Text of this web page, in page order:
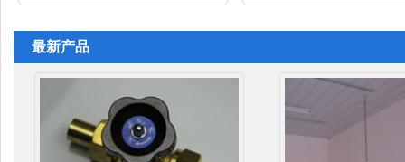
最新产品